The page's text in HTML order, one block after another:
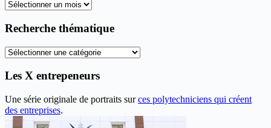
Tous
anciens
Recherche thématique
Recherche
Les X entrepeneurs
Une série originale de portraits surces polytechniciens qui créent
des entreprises.